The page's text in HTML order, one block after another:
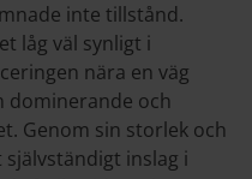
inte tillstånd.
låg väl synligt i
nära en väg
dominerande och
Genom sin storlek och
inslag i